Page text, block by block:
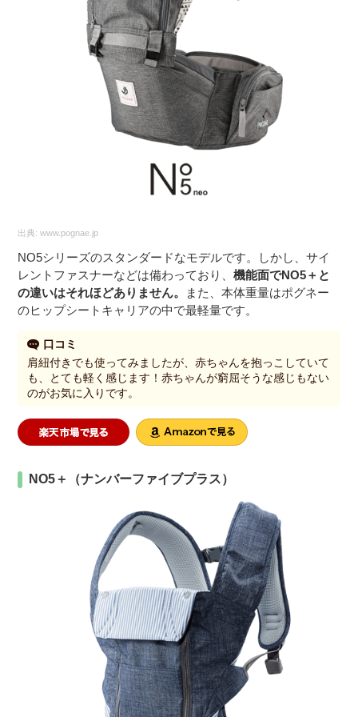
出典:www.pognae.jp
NO5シリーズのスタンダードなモデルです。しかし、サイ
レントファスナーなどは備わっており、機能面でNO5＋と
の違いはそれほどありません。
また、本体重量はポグネー
のヒップシートキャリアの中で最軽量です。
口コミ
肩紐付きでも使ってみましたが、赤ちゃんを抱っこしていて
も、とても軽く感じます！赤ちゃんが窮屈そうな感じもない
のがお気に入りです。
NO5＋（ナンバーファイブプラス）